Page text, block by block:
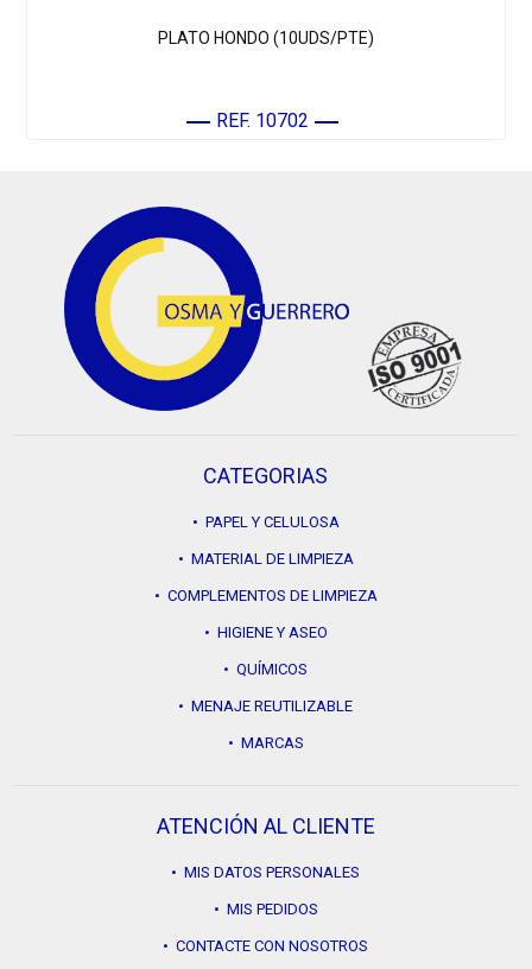
PLATO HONDO (10UDS/PTE)
REF. 10702
CATEGORIAS
• PAPEL Y CELULOSA
• MATERIAL DE LIMPIEZA
• COMPLEMENTOS DE LIMPIEZA
• HIGIENE Y ASEO
• QUÍMICOS
• MENAJE REUTILIZABLE
• MARCAS
ATENCIÓN AL CLIENTE
• MIS DATOS PERSONALES
• MIS PEDIDOS
• CONTACTE CON NOSOTROS